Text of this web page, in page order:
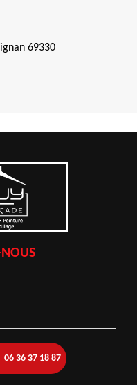
69330
06 36 37 18 87